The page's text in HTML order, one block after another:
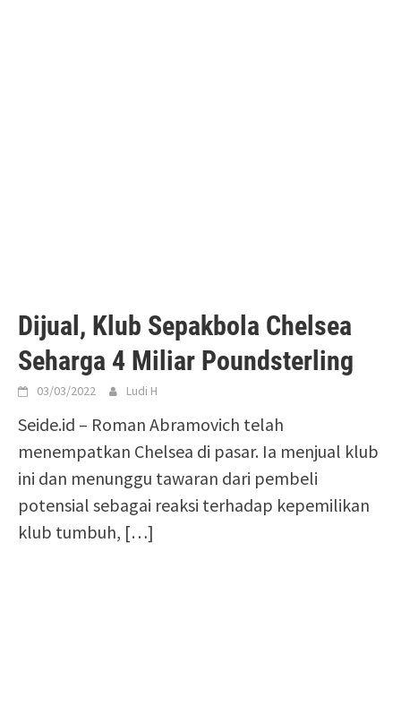
Dijual, Klub Sepakbola Chelsea
Seharga 4 Miliar Poundsterling
03/03/2022 Ludi H
Seide.id – Roman Abramovich telah
menempatkan Chelsea di pasar. Ia menjual klub
ini dan menunggu tawaran dari pembeli
potensial sebagai reaksi terhadap kepemilikan
klub tumbuh, […]